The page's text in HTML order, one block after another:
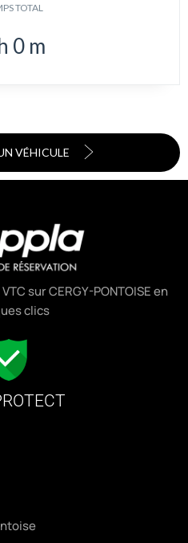
TOTAL
0 m
VÉHICULE
sur CERGY-PONTOISE en
clics